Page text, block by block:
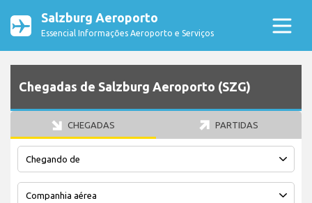
Salzburg Aeroporto
Essencial Informações Aeroporto e Serviços
Chegadas de Salzburg Aeroporto (SZG)
CHEGADAS PARTIDAS